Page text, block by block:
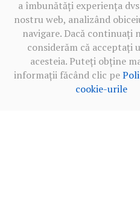
a îmbunătăți experiența
nostru web, analizând
navigare. Dacă continuați
considerăm că acceptați
acesteia. Puteți obține
informații făcând clic pe
cookie-urile